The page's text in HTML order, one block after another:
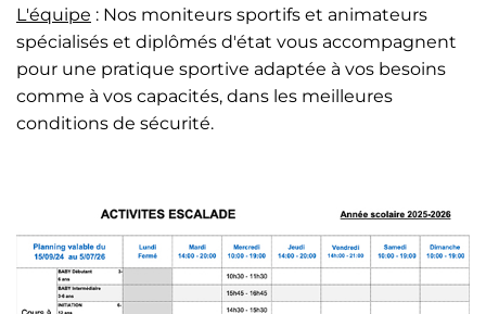
L'équipe : Nos moniteurs sportifs et animateurs
spécialisés et diplômés d'état vous accompagnent
pour une pratique sportive adaptée à vos besoins
comme à vos capacités, dans les meilleures
conditions de sécurité.